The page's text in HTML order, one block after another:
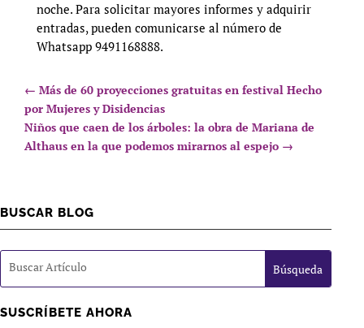
noche. Para solicitar mayores informes y adquirir
entradas, pueden comunicarse al número de
Whatsapp 9491168888.
← Más de 60 proyecciones gratuitas en festival Hecho
por Mujeres y Disidencias
Niños que caen de los árboles: la obra de Mariana de
Althaus en la que podemos mirarnos al espejo →
BUSCAR BLOG
SUSCRÍBETE AHORA